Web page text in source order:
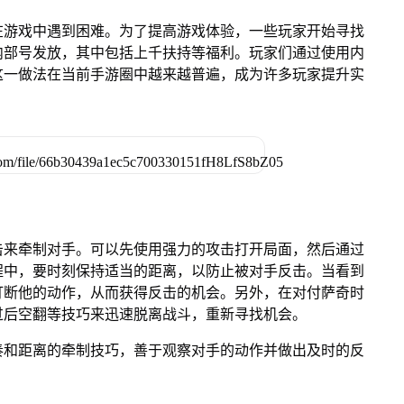
戏中遇到困难。为了提高游戏体验，一些玩家开始寻找
号发放，其中包括上千扶持等福利。玩家们通过使用内
做法在当前手游圈中越来越普遍，成为许多玩家提升实
牵制对手。可以先使用强力的攻击打开局面，然后通过
，要时刻保持适当的距离，以防止被对手反击。当看到
他的动作，从而获得反击的机会。另外，在对付萨奇时
空翻等技巧来迅速脱离战斗，重新寻找机会。
距离的牵制技巧，善于观察对手的动作并做出及时的反